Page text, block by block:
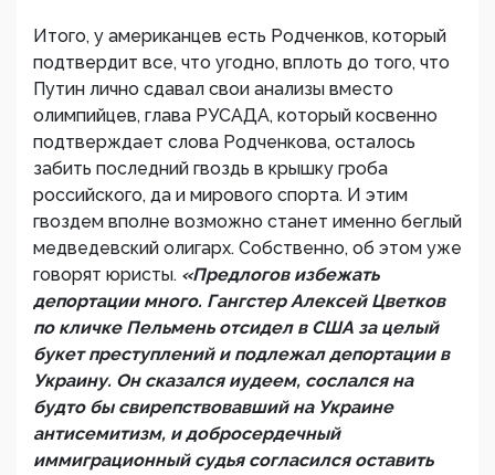
Итого, у американцев есть Родченков, который
подтвердит все, что угодно, вплоть до того, что
Путин лично сдавал свои анализы вместо
олимпийцев, глава РУСАДА, который косвенно
подтверждает слова Родченкова, осталось
забить последний гвоздь в крышку гроба
российского, да и мирового спорта. И этим
гвоздем вполне возможно станет именно беглый
медведевский олигарх. Собственно, об этом уже
говорят юристы. «Предлогов избежать
депортации много. Гангстер Алексей Цветков
по кличке Пельмень отсидел в США за целый
букет преступлений и подлежал депортации в
Украину. Он сказался иудеем, сослался на
будто бы свирепствовавший на Украине
антисемитизм, и добросердечный
иммиграционный судья согласился оставить